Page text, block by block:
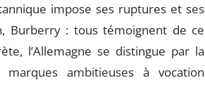
impose ses ruptures et ses
Burberry : tous témoignent de ce
l’Allemagne se distingue par la
ambitieuses à vocation